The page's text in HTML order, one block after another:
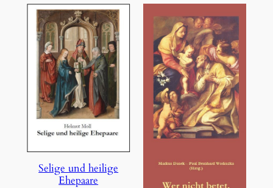
Selige und heilige
Ehepaare